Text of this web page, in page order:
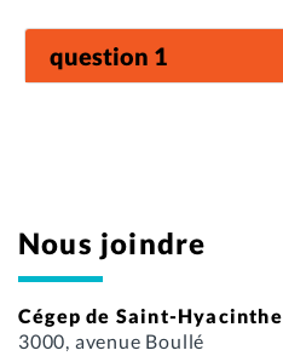
question 1
Nous joindre
Cégep de Saint-Hyacinthe
3000, avenue Boullé